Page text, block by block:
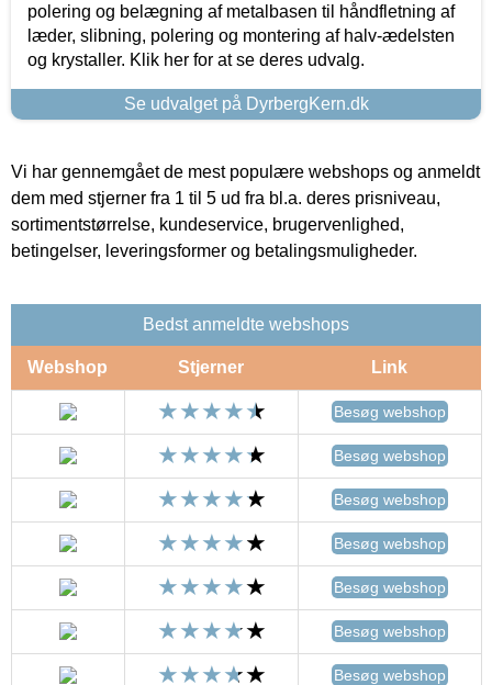
polering og belægning af metalbasen til håndfletning af
læder, slibning, polering og montering af halv-ædelsten
og krystaller. Klik her for at se deres udvalg.
Se udvalget på DyrbergKern.dk
Vi har gennemgået de mest populære webshops og anmeldt
dem med stjerner fra 1 til 5 ud fra bl.a. deres prisniveau,
sortimentstørrelse, kundeservice, brugervenlighed,
betingelser, leveringsformer og betalingsmuligheder.
Bedst anmeldte webshops
Webshop Stjerner Link
Besøg webshop
Besøg webshop
Besøg webshop
Besøg webshop
Besøg webshop
Besøg webshop
Besøg webshop